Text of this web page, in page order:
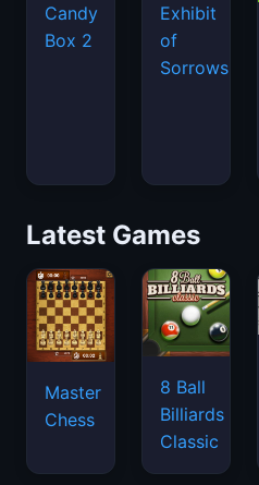
Candy
Box 2
Exhibit
of
Sorrows
Latest Games
Master
Chess
8 Ball
Billiards
Classic